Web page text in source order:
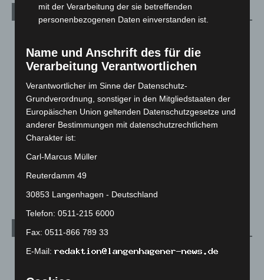
Kategorien
Corona-News
Hannover und Region
Langenhagen und Ortsteile
Leserbriefe
Menschen
Über uns
Veranstaltungen
Welt
Archiv
August 2026(14)
mit der Verarbeitung der sie betreffenden
personenbezogenen Daten einverstanden ist.
Name und Anschrift des für die
Verarbeitung Verantwortlichen
Verantwortlicher im Sinne der Datenschutz-
Grundverordnung, sonstiger in den Mitgliedstaaten der
Europäischen Union geltenden Datenschutzgesetze und
anderer Bestimmungen mit datenschutzrechtlichem
Charakter ist:
Carl-Marcus Müller
Reuterdamm 49
30853 Langenhagen - Deutschland
Telefon: 0511-215 6000
Fax: 0511-866 789 33
E-Mail: